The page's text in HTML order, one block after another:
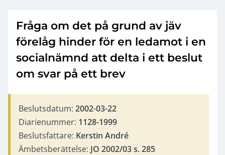
Fråga om det på grund av jäv
förelåg hinder för en ledamot i en
socialnämnd att delta i ett beslut
om svar på ett brev
Beslutsdatum: 2002-03-22
Diarienummer: 1128-1999
Beslutsfattare: Kerstin André
Ämbetsberättelse: JO 2002/03 s. 285